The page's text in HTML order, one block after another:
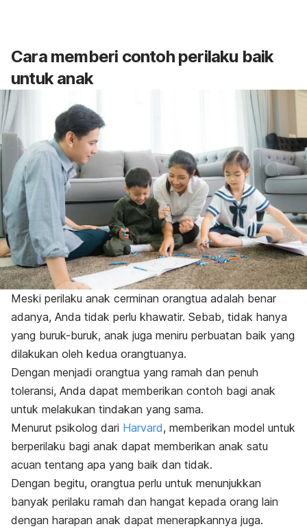
Cara memberi contoh perilaku baik
untuk anak
Meski perilaku anak cerminan orangtua adalah benar
adanya, Anda tidak perlu khawatir. Sebab, tidak hanya
yang buruk-buruk, anak juga meniru perbuatan baik yang
dilakukan oleh kedua orangtuanya.
Dengan menjadi orangtua yang ramah dan penuh
toleransi, Anda dapat memberikan contoh bagi anak
untuk melakukan tindakan yang sama.
Menurut psikolog dari Harvard, memberikan model untuk
berperilaku bagi anak dapat memberikan anak satu
acuan tentang apa yang baik dan tidak.
Dengan begitu, orangtua perlu untuk menunjukkan
banyak perilaku ramah dan hangat kepada orang lain
dengan harapan anak dapat menerapkannya juga.